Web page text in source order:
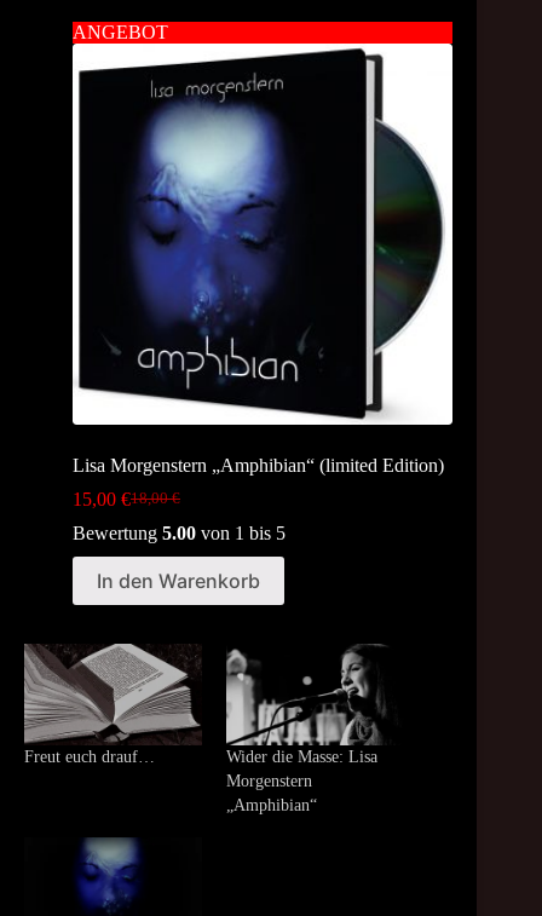
ANGEBOT
Lisa Morgenstern „Amphibian“ (limited Edition)
18,00€
Original
price
18,00 €.
15,00 €Current
price
15,00 €.
Bewertung 5.00 von 1 bis 5
In den Warenkorb
Freut euch drauf…
Wider die Masse: Lisa
Morgenstern
„Amphibian“